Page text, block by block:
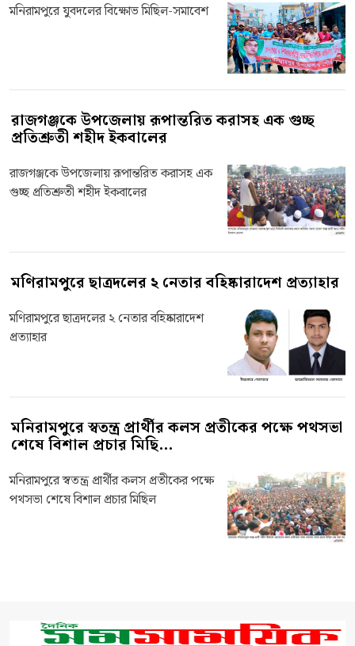
মনিরামপুরে যুবদলের বিক্ষোভ মিছিল-সমাবেশ
রাজগঞ্জকে উপজেলায় রূপান্তরিত করাসহ এক গুচ্ছ
প্রতিশ্রুতী শহীদ ইকবালের
রাজগঞ্জকে উপজেলায় রূপান্তরিত করাসহ এক
গুচ্ছ প্রতিশ্রুতী শহীদ ইকবালের
মণিরামপুরে ছাত্রদলের ২ নেতার বহিষ্কারাদেশ প্রত্যাহার
মণিরামপুরে ছাত্রদলের ২ নেতার বহিষ্কারাদেশ
প্রত্যাহার
মনিরামপুরে স্বতন্ত্র প্রার্থীর কলস প্রতীকের পক্ষে পথসভা
শেষে বিশাল প্রচার মিছি...
মনিরামপুরে স্বতন্ত্র প্রার্থীর কলস প্রতীকের পক্ষে
পথসভা শেষে বিশাল প্রচার মিছিল